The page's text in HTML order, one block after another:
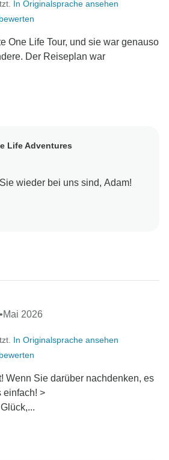
In Originalsprache ansehen
One Life Tour, und sie war genauso
Der Reiseplan war
Life Adventures
wieder bei uns sind, Adam!
an Jordan.
und hoffentlich sehen wir Sie bei
•Mai 2026
In Originalsprache ansehen
Wenn Sie darüber nachdenken, es
einfach! >